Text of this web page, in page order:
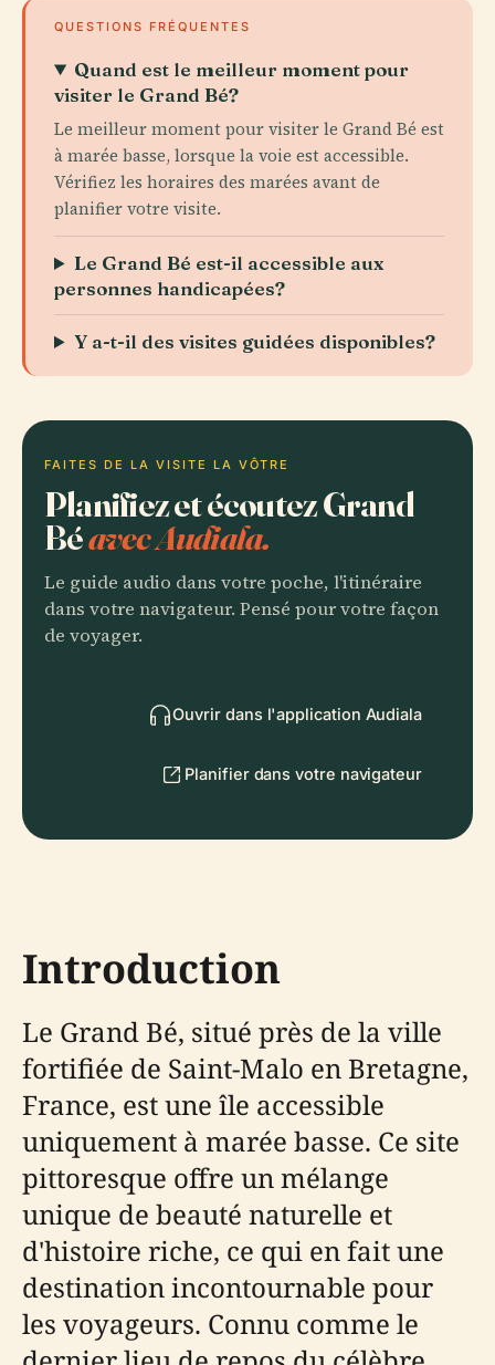
QUESTIONS FRÉQUENTES
Quand est le meilleur moment pour
visiter le Grand Bé?
Le meilleur moment pour visiter le Grand Bé est
à marée basse, lorsque la voie est accessible.
Vérifiez les horaires des marées avant de
planifier votre visite.
Le Grand Bé est-il accessible aux
personnes handicapées?
Y a-t-il des visites guidées disponibles?
FAITES DE LA VISITE LA VÔTRE
Planifiez et écoutez Grand
Béavec Audiala.
Le guide audio dans votre poche, l'itinéraire
dans votre navigateur. Pensé pour votre façon
de voyager.
Ouvrir dans l'application Audiala
Planifier dans votre navigateur
Introduction
Le Grand Bé, situé près de la ville
fortifiée de Saint-Malo en Bretagne,
France, est une île accessible
uniquement à marée basse. Ce site
pittoresque offre un mélange
unique de beauté naturelle et
d'histoire riche, ce qui en fait une
destination incontournable pour
les voyageurs. Connu comme le